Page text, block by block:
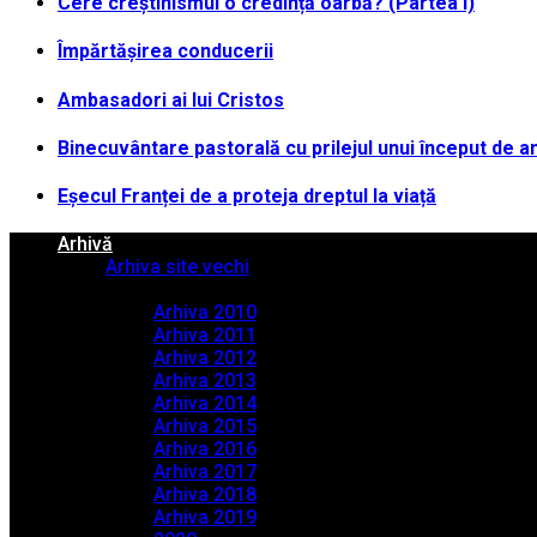
Împărtășirea conducerii
Ambasadori ai lui Cristos
Binecuvântare pastorală cu prilejul unui început de
Eșecul Franței de a proteja dreptul la viață
Arhivă
Arhiva site vechi
Arhiva 2010
Arhiva 2011
Arhiva 2012
Arhiva 2013
Arhiva 2014
Arhiva 2015
Arhiva 2016
Arhiva 2017
Arhiva 2018
Arhiva 2019